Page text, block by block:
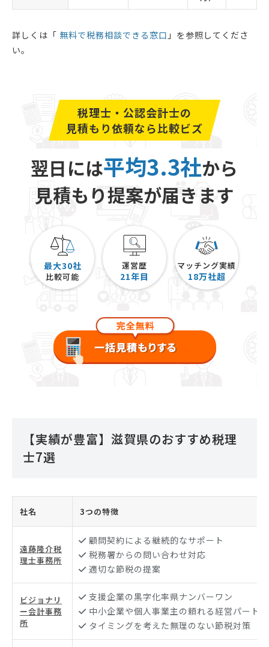
詳しくは「 無料で税務相談できる窓口 」を参照してくださ
い。
税理士・公認会計士の
見積もり依頼なら比較ビズ
翌日には平均3.3社から
見積もり提案が届きます
最大30社
比較可能
運営歴
21年目
マッチング実績
18万社超
【実績が豊富】滋賀県のおすすめ税理
士7選
社名 3つの特徴
遠藤隆介税
理士事務所
顧問契約による継続的なサポート
税務署からの問い合わせ対応
適切な節税の提案
ビジョナリ
ー会計事務
所
支援企業の黒字化率県ナンバーワン
中小企業や個人事業主の頼れる経営パート
タイミングを考えた無理のない節税対策